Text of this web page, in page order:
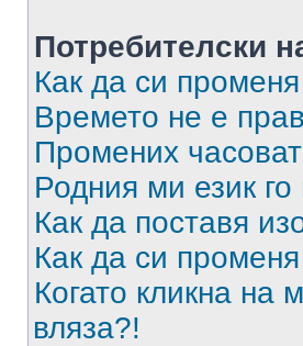
Потребителски
Как да си
Времето не е
Промених
Родния ми език
Как да поставя
Как да си
Когато кликна на
вляза?!